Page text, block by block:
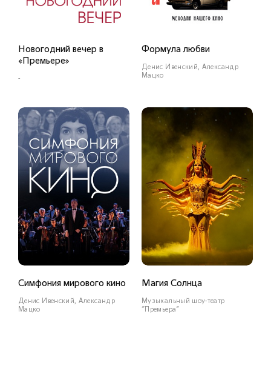
Новогодний вечер в
«Премьере»
-
Формула любви
Денис Ивенский, Александр
Мацко
Симфония мирового кино
Денис Ивенский, Александр
Мацко
Магия Солнца
Музыкальный шоу-театр
"Премьера"